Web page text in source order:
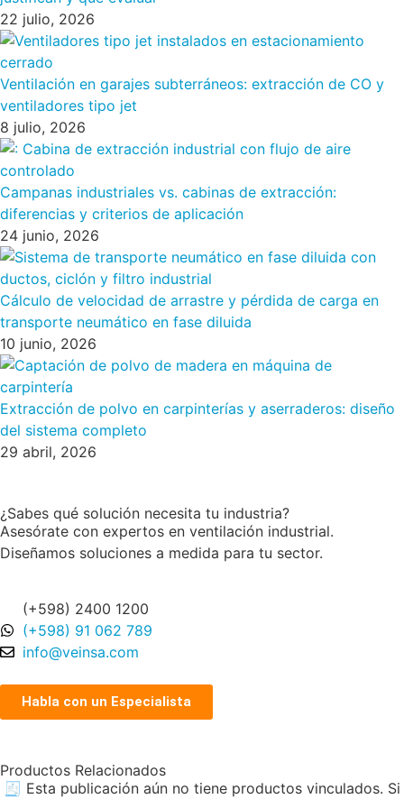
22 julio, 2026
Ventilación en garajes subterráneos: extracción de CO y
ventiladores tipo jet
8 julio, 2026
Campanas industriales vs. cabinas de extracción:
diferencias y criterios de aplicación
24 junio, 2026
Cálculo de velocidad de arrastre y pérdida de carga en
transporte neumático en fase diluida
10 junio, 2026
Extracción de polvo en carpinterías y aserraderos: diseño
del sistema completo
29 abril, 2026
¿Sabes qué solución necesita tu industria?
Asesórate con expertos en ventilación industrial.
Diseñamos soluciones a medida para tu sector.
(+598) 2400 1200
(+598) 91 062 789
info@veinsa.com
Habla con un Especialista
Productos Relacionados
🧾 Esta publicación aún no tiene productos vinculados. Si